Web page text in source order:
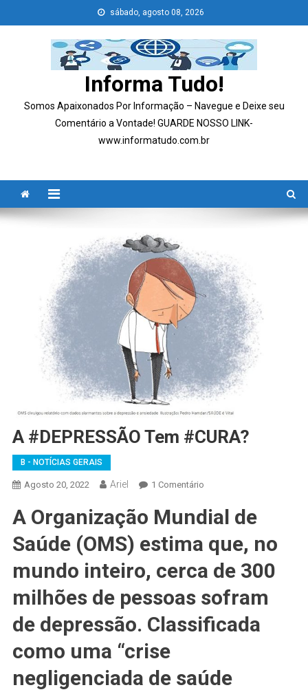
to
sábado, agosto 08, 2026
Informa Tudo!
Somos Apaixonados Por Informação – Navegue e Deixe seu
Comentário a Vontade! GUARDE NOSSO LINK-
www.informatudo.com.br
A #DEPRESSÃO Tem #CURA?
B - NOTÍCIAS GERAIS
Agosto 20, 2022 Ariel 1 ComentárioEm
#DEPRESSÃO
#CURA?
A Organização Mundial de
Saúde (OMS) estima que, no
mundo inteiro, cerca de 300
milhões de pessoas sofram
de depressão. Classificada
como uma “crise
negligenciada de saúde